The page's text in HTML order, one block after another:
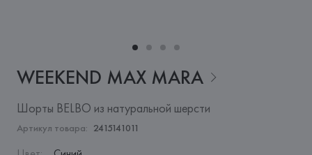
WEEKEND MAX MARA
Шорты BELBO из натуральной шерсти
Артикул товара: 2415141011